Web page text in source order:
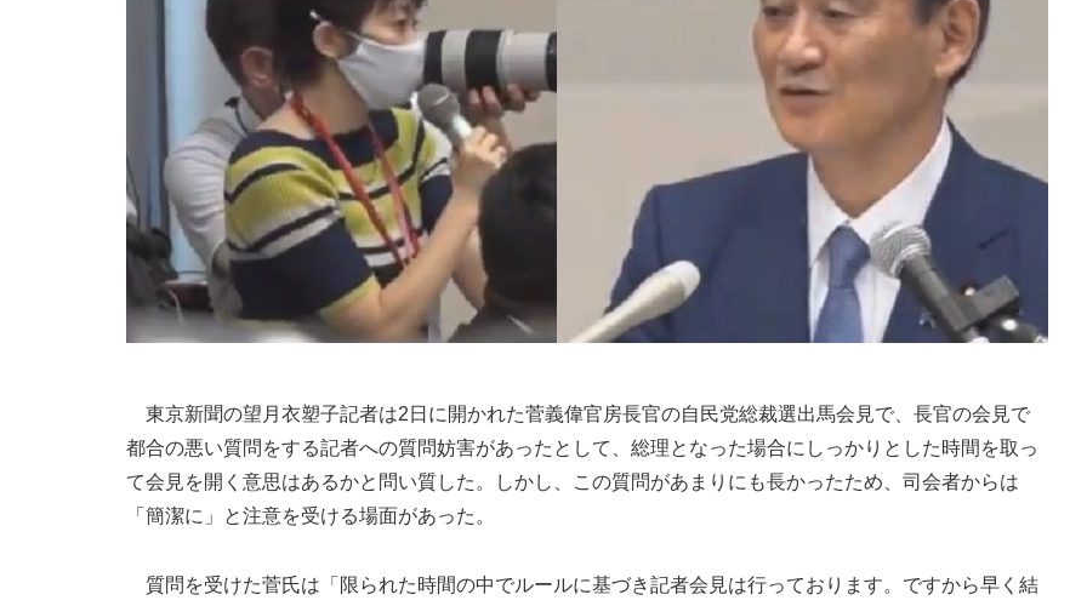
東京新聞の望月衣塑子記者は2日に開かれた菅義偉官房長官の自民党総裁選出馬会見で、長官の会見で
都合の悪い質問をする記者への質問妨害があったとして、総理となった場合にしっかりとした時間を取っ
て会見を開く意思はあるかと問い質した。しかし、この質問があまりにも長かったため、司会者からは
「簡潔に」と注意を受ける場面があった。
質問を受けた菅氏は「限られた時間の中でルールに基づき記者会見は行っております。ですから早く結